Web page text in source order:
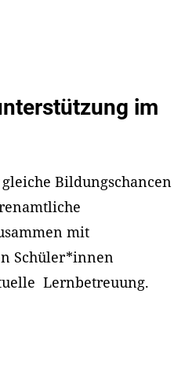
im
Bildungschancen
mit
Schüler*innen
Lernbetreuung.